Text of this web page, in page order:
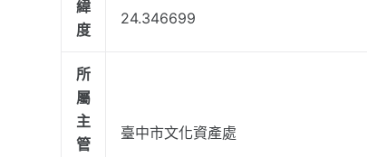
緯
度
24.346699
所
屬
主
管
臺中市文化資產處